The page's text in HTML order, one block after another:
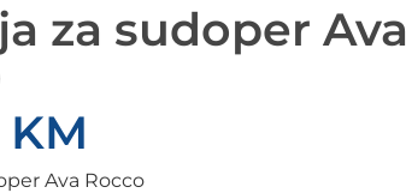
za sudoper Ava
KM
Ava Rocco